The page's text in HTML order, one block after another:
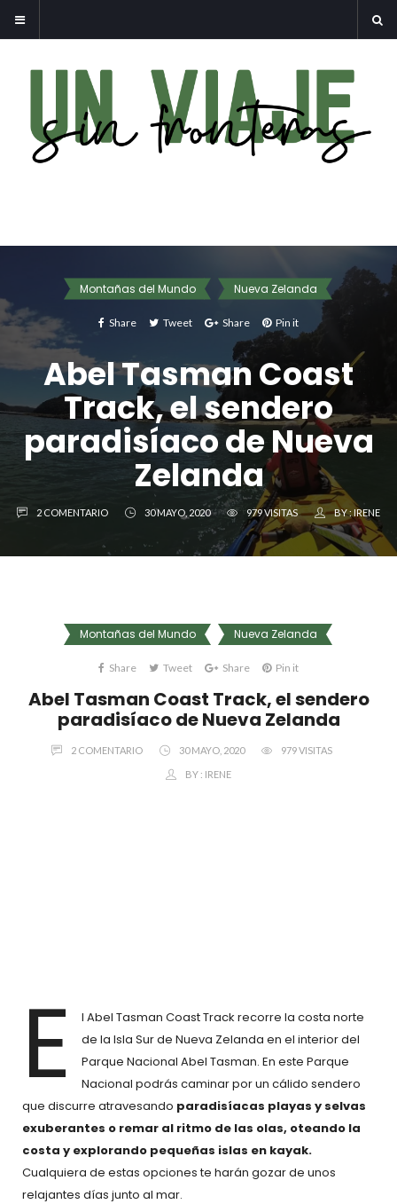
Montañas del Mundo Nueva Zelanda
Share Tweet Share Pin it
Abel Tasman Coast
Track, el sendero
paradisíaco de Nueva
Zelanda
2 COMENTARIO 30 MAYO, 2020 979 VISITAS BY : IRENE
Montañas del Mundo Nueva Zelanda
Share Tweet Share Pin it
Abel Tasman Coast Track, el sendero
paradisíaco de Nueva Zelanda
2 COMENTARIO 30 MAYO, 2020 979 VISITAS
BY : IRENE
E
l Abel Tasman Coast Track recorre la costa norte
de la Isla Sur de Nueva Zelanda en el interior del
Parque Nacional Abel Tasman. En este Parque
Nacional podrás caminar por un cálido sendero
que discurre atravesando paradisíacas playas y selvas
exuberantes o remar al ritmo de las olas, oteando la
costa y explorando pequeñas islas en kayak.
Cualquiera de estas opciones te harán gozar de unos
relajantes días junto al mar.